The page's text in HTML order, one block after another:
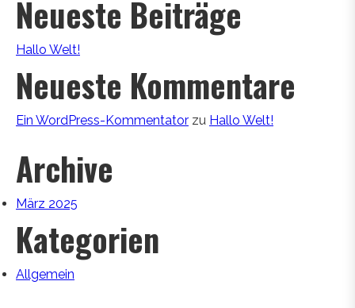
Neueste Beiträge
Hallo Welt!
Neueste Kommentare
Ein WordPress-Kommentator zu Hallo Welt!
Archive
März 2025
Kategorien
Allgemein